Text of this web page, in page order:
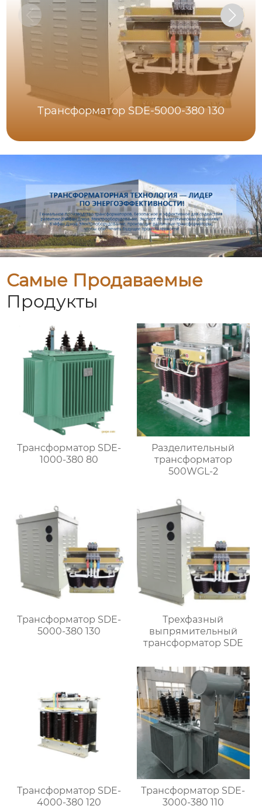
Трансформатор SDE-5000-380 130
Самые Продаваемые
Продукты
Трансформатор SDE-
1000-380 80
Разделительный
трансформатор
500WGL-2
Трансформатор SDE-
5000-380 130
Трехфазный
выпрямительный
трансформатор SDE
Трансформатор SDE-
4000-380 120
Трансформатор SDE-
3000-380 110